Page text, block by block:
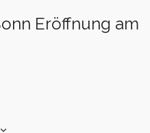
Eröffnung am